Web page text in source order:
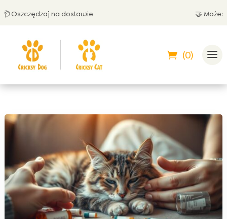
na dostawie 🤝 Możesz
(0)